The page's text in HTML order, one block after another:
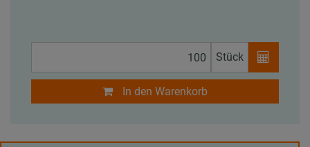
Stück
In den Warenkorb